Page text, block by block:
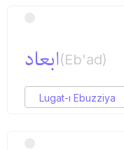
ابعاد(Eb'ad)
Lugat-ı Ebuzziya